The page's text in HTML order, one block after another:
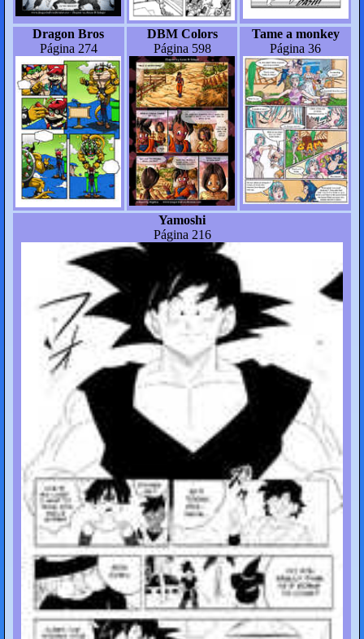
Dragon Bros
Página 274
DBM Colors
Página 598
Tame a monkey
Página 36
Yamoshi
Página 216